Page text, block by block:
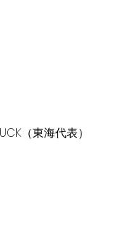
（東海代表）